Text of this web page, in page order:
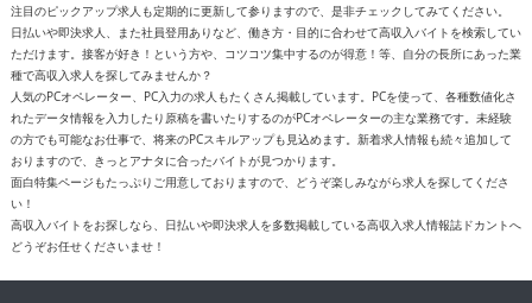
注目のピックアップ求人も定期的に更新して参りますので、是非チェックしてみてください。
日払いや即決求人、また社員登用ありなど、働き方・目的に合わせて高収入バイトを検索してい
ただけます。接客が好き！という方や、コツコツ集中するのが得意！等、自分の長所にあった業
種で高収入求人を探してみませんか？
人気のPCオペレーター、PC入力の求人もたくさん掲載しています。PCを使って、各種数値化さ
れたデータ情報を入力したり原稿を書いたりするのがPCオペレーターの主な業務です。未経験
の方でも可能なお仕事で、将来のPCスキルアップも見込めます。新着求人情報も続々追加して
おりますので、きっとアナタに合ったバイトが見つかります。
面白特集ページもたっぷりご用意しておりますので、どうぞ楽しみながら求人を探してくださ
い！
高収入バイトをお探しなら、日払いや即決求人を多数掲載している高収入求人情報誌ドカントへ
どうぞお任せくださいませ！